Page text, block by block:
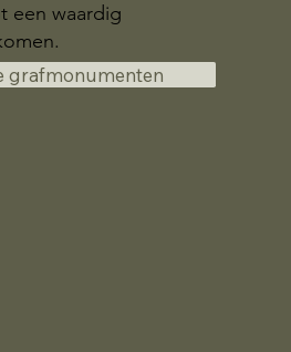
een waardig
grafmonumenten